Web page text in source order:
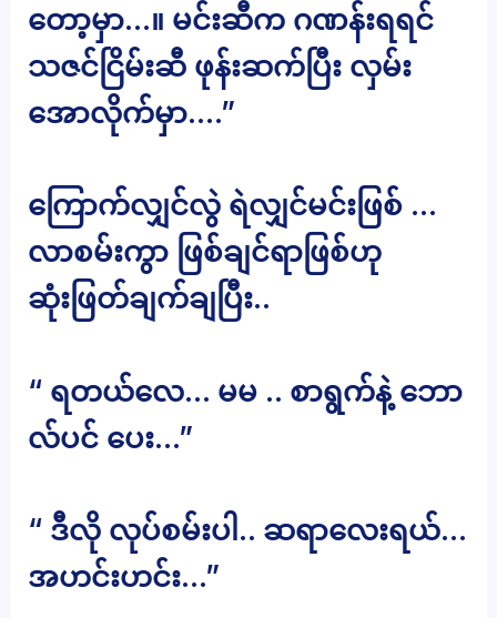
တော့မှာ…။ မင်းဆီက ဂဏန်းရရင်
သဇင်ငြိမ်းဆီ ဖုန်းဆက်ပြီး လှမ်း
အောလိုက်မှာ….”
ကြောက်လျှင်လွဲ ရဲလျှင်မင်းဖြစ် …
လာစမ်းကွာ ဖြစ်ချင်ရာဖြစ်ဟု
ဆုံးဖြတ်ချက်ချပြီး..
“ ရတယ်လေ… မမ .. စာရွက်နဲ့ ဘော
လ်ပင် ပေး…”
“ ဒီလို လုပ်စမ်းပါ.. ဆရာလေးရယ်…
အဟင်းဟင်း…”